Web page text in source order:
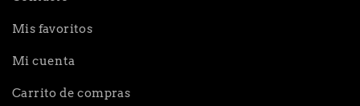
Mis favoritos
Mi cuenta
Carrito de compras